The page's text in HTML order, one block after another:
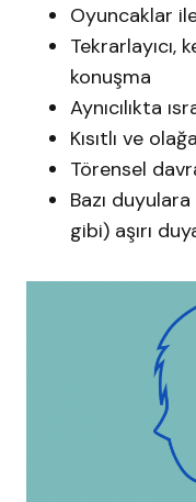
Oyuncaklar
Tekrarlayıcı,
konuşma
Aynıcılıkta
Kısıtlı ve
Törensel
Bazı
gibi) aşırı